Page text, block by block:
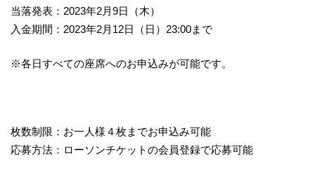
当落発表：2023年2月9日（木）
入金期間：2023年2月12日（日）23:00まで
※各日すべての座席へのお申込みが可能です。
枚数制限：お一人様４枚までお申込み可能
応募方法：ローソンチケットの会員登録で応募可能